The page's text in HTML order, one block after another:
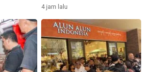
4 jam lalu